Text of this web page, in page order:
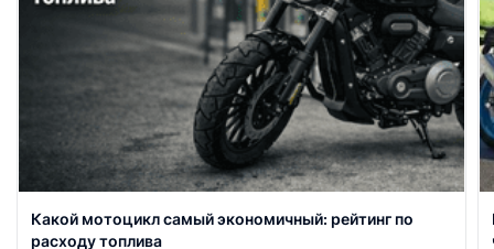
Какой мотоцикл самый экономичный: рейтинг по
расходу топлива